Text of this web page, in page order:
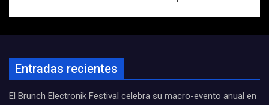
Entradas recientes
El Brunch Electronik Festival celebra su macro-evento anual en